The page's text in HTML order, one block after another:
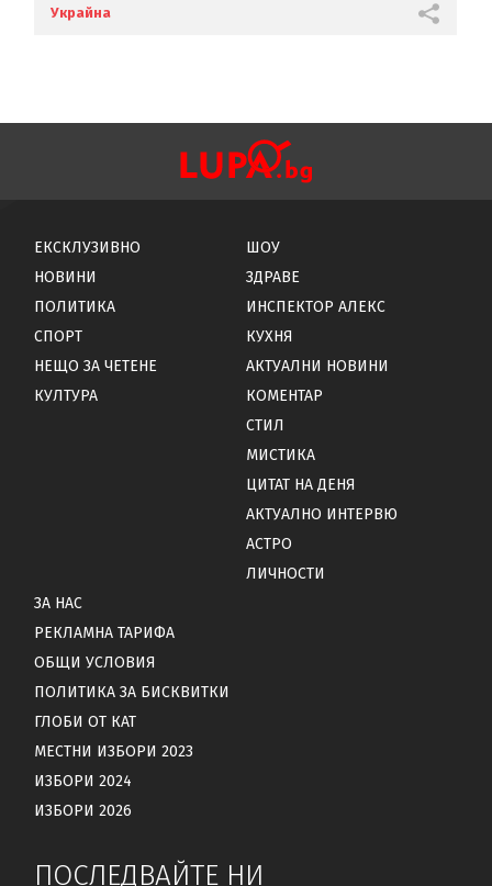
Украйна
ЕКСКЛУЗИВНО
НОВИНИ
ПОЛИТИКА
СПОРТ
НЕЩО ЗА ЧЕТЕНЕ
КУЛТУРА
ШОУ
ЗДРАВЕ
ИНСПЕКТОР АЛЕКС
КУХНЯ
АКТУАЛНИ НОВИНИ
КОМЕНТАР
СТИЛ
МИСТИКА
ЦИТАТ НА ДЕНЯ
АКТУАЛНО ИНТЕРВЮ
АСТРО
ЛИЧНОСТИ
ЗА НАС
РЕКЛАМНА ТАРИФА
ОБЩИ УСЛОВИЯ
ПОЛИТИКА ЗА БИСКВИТКИ
ГЛОБИ ОТ КАТ
МЕСТНИ ИЗБОРИ 2023
ИЗБОРИ 2024
ИЗБОРИ 2026
ПОСЛЕДВАЙТЕ НИ